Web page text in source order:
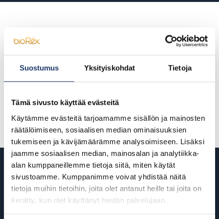
Suostumus Yksityiskohdat Tietoja
Tämä sivusto käyttää evästeitä
Käytämme evästeitä tarjoamamme sisällön ja mainosten
räätälöimiseen, sosiaalisen median ominaisuuksien
tukemiseen ja kävijämäärämme analysoimiseen. Lisäksi
jaamme sosiaalisen median, mainosalan ja analytiikka-
alan kumppaneillemme tietoja siitä, miten käytät
sivustoamme. Kumppanimme voivat yhdistää näitä
tietoja muihin tietoihin, joita olet antanut heille tai joita on
kerätty, kun olet käyttänyt heidän palvelujaan.
Yrityslippujen toimitus ja lisäpalvelut
(hintoihin lisätään alv. 25,5%)
Yritysleffaliput sekä herkkuliput voit noutaa lähimmän